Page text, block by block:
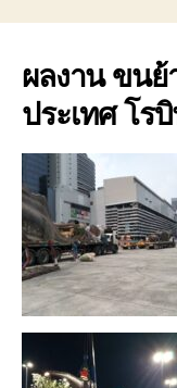
ผลงาน ขนย้
ประเทศ โร